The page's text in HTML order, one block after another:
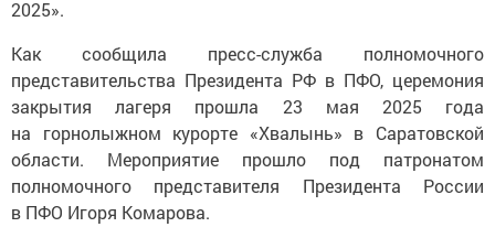
2025».
Как сообщила пресс-служба полномочного
представительства Президента РФ в ПФО, церемония
закрытия лагеря прошла 23 мая 2025 года
на горнолыжном курорте «Хвалынь» в Саратовской
области. Мероприятие прошло под патронатом
полномочного представителя Президента России
в ПФО Игоря Комарова.